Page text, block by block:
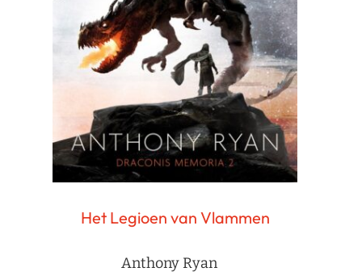
Het Legioen van Vlammen
Anthony Ryan